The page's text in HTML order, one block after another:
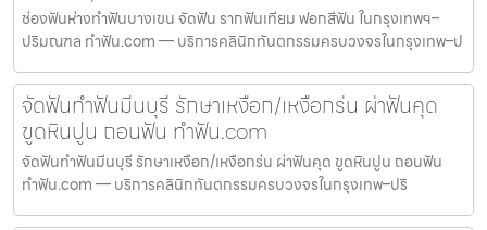
ช่องฟันห่างทำฟันบางเขน จัดฟัน รากฟันเทียม ฟอกสีฟัน ในกรุงเทพฯ–
ปริมณฑล ทำฟัน.com — บริการคลินิกทันตกรรมครบวงจรในกรุงเทพ–ป
จัดฟันทำฟันมีนบุรี รักษาเหงือก/เหงือกร่น ผ่าฟันคุด
ขูดหินปูน ถอนฟัน ทำฟัน.com
จัดฟันทำฟันมีนบุรี รักษาเหงือก/เหงือกร่น ผ่าฟันคุด ขูดหินปูน ถอนฟัน
ทำฟัน.com — บริการคลินิกทันตกรรมครบวงจรในกรุงเทพ–ปริ